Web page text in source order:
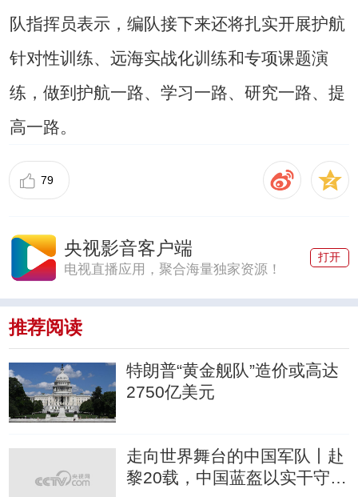
队指挥员表示，编队接下来还将扎实开展护航
针对性训练、远海实战化训练和专项课题演
练，做到护航一路、学习一路、研究一路、提
高一路。
79
央视影音客户端
电视直播应用，聚合海量独家资源！
打开
推荐阅读
特朗普“黄金舰队”造价或高达
2750亿美元
走向世界舞台的中国军队丨赴
黎20载，中国蓝盔以实干守卫